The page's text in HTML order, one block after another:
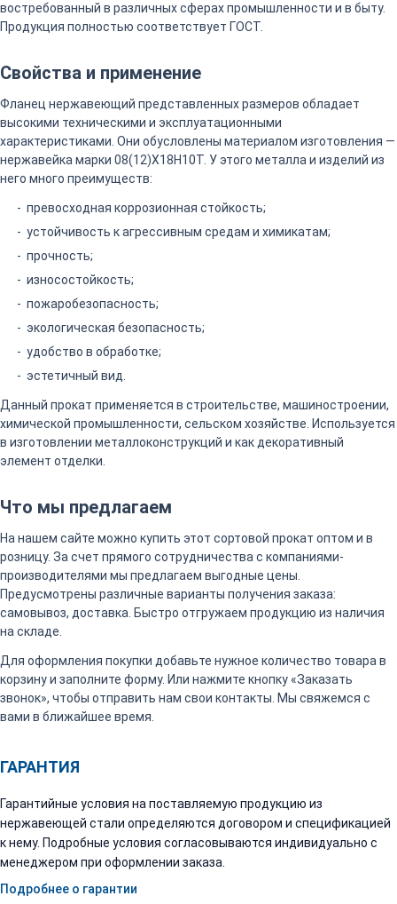
востребованный в различных сферах промышленности и в быту.
Продукция полностью соответствует ГОСТ.
Свойства и применение
Фланец нержавеющий представленных размеров обладает
высокими техническими и эксплуатационными
характеристиками. Они обусловлены материалом изготовления —
нержавейка марки 08(12)Х18Н10Т. У этого металла и изделий из
него много преимуществ:
превосходная коррозионная стойкость;
устойчивость к агрессивным средам и химикатам;
прочность;
износостойкость;
пожаробезопасность;
экологическая безопасность;
удобство в обработке;
эстетичный вид.
Данный прокат применяется в строительстве, машиностроении,
химической промышленности, сельском хозяйстве. Используется
в изготовлении металлоконструкций и как декоративный
элемент отделки.
Что мы предлагаем
На нашем сайте можно купить этот сортовой прокат оптом и в
розницу. За счет прямого сотрудничества с компаниями-
производителями мы предлагаем выгодные цены.
Предусмотрены различные варианты получения заказа:
самовывоз, доставка. Быстро отгружаем продукцию из наличия
на складе.
Для оформления покупки добавьте нужное количество товара в
корзину и заполните форму. Или нажмите кнопку «Заказать
звонок», чтобы отправить нам свои контакты. Мы свяжемся с
вами в ближайшее время.
ГАРАНТИЯ
Гарантийные условия на поставляемую продукцию из
нержавеющей стали определяются договором и спецификацией
к нему. Подробные условия согласовываются индивидуально с
менеджером при оформлении заказа.
Подробнее о гарантии